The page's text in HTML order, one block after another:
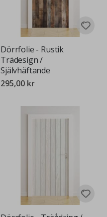
Dörrfolie - Rustik
Trädesign /
Självhäftande
295,00 kr